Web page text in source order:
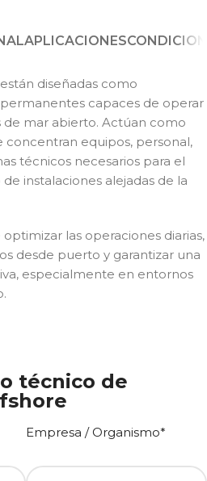
APLICACIONES
diseñadas como
capaces de operar
mar abierto. Actúan como
concentran equipos, personal,
técnicos necesarios para el
instalaciones alejadas de la
las operaciones diarias,
desde puerto y garantizar una
especialmente en entornos
técnico de
Empresa / Organismo*